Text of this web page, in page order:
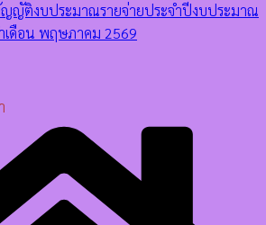
ญญัติงบประมาณรายจ่ายประจำปีงบประมาณ
เดือน พฤษภาคม 2569